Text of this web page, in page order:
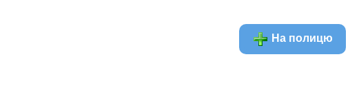
На полицю